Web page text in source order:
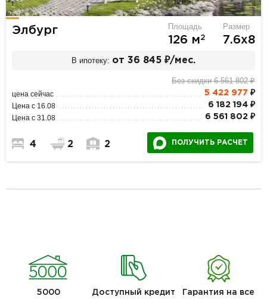
Элбург Площадь
126 м2
Размер
7.6х8
В ипотеку: от 36 845 ₽/мес.
Без скидки 6 561 802 ₽
цена сейчас 5 422 977 ₽
Цена с 16.08 6 182 194 ₽
Цена с 31.08 6 561 802 ₽
4 2 2 ПОЛУЧИТЬ РАСЧЕТ
5000
Доступный кредит
Гарантия на все